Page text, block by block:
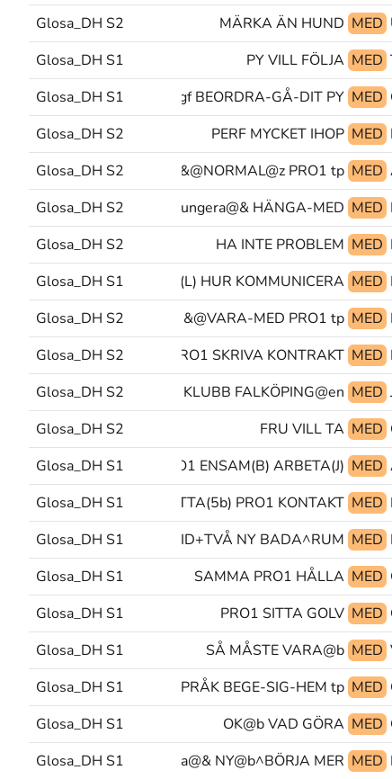
Glosa_DH S2
MÄRKA ÄN HUND MED
Glosa_DH S1
PY VILL FÖLJA MED
Glosa_DH S1 PEK>långf BEORDRA-GÅ-DIT PY MED
Glosa_DH S2
PERF MYCKET IHOP MED
Glosa_DH S2
NORMAL@z PRO1 tp@& MED
Glosa_DH S2glosa@& fungera@& HÄNGA-MED MED
Glosa_DH S2
HA INTE PROBLEM MED
Glosa_DH S1
DÖV(L) HUR KOMMUNICERA MED
Glosa_DH S2
VARA-MED PRO1 tp@& MED
Glosa_DH S2
OBJPRO1 SKRIVA KONTRAKT MED
Glosa_DH S2HÖRANDE KLUBB FALKÖPING@en MED
Glosa_DH S2
FRU VILL TA MED
Glosa_DH S1
PRO1 ENSAM(B) ARBETA(J) MED
Glosa_DH S1
HITTA(5b) PRO1 KONTAKT MED
Glosa_DH S1 ÅR-DÅTID+TVÅ NY BADA^RUM MED
Glosa_DH S1
SAMMA PRO1 HÅLLA MED
Glosa_DH S1
PRO1 SITTA GOLV MED
Glosa_DH S1
SÅ MÅSTE VARA@b MED
Glosa_DH S1TECKENSPRÅK BEGE-SIG-HEM tp@& MED
Glosa_DH S1
OK@b VAD GÖRA MED
Glosa_DH S1
börja@& NY@b^BÖRJA MER MED